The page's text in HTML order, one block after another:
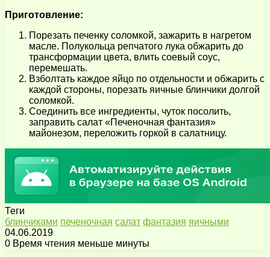
Приготовление:
Порезать печенку соломкой, зажарить в нагретом
масле. Полукольца репчатого лука обжарить до
трансформации цвета, влить соевый соус,
перемешать.
Взболтать каждое яйцо по отдельности и обжарить с
каждой стороны, порезать яичные блинчики долгой
соломкой.
Соединить все ингредиенты, чуток посолить,
заправить салат «Печеночная фантазия»
майонезом, переложить горкой в салатницу.
Теги
блинчиками печеночная салат фантазия яичными
04.06.2019
0 Время чтения меньше минуты